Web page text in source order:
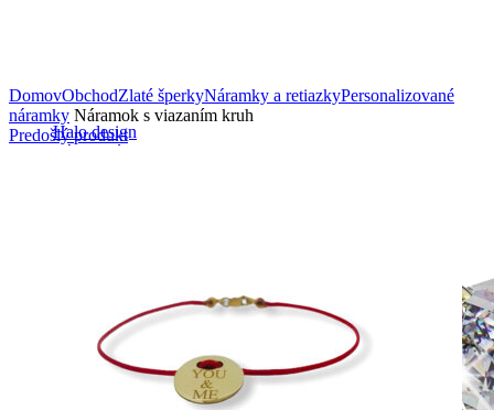
Halo design
Zásnubné prstne z kolekcie Halo Design.
DomovObchodZlaté šperkyNáramky a retiazkyPersonalizované
náramky Náramok s viazaním kruh
Predošlý produkt